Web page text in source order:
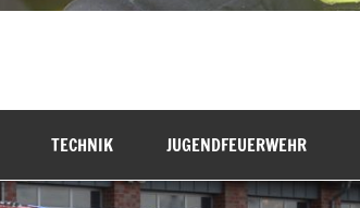
TECHNIK JUGENDFEUERWEHR